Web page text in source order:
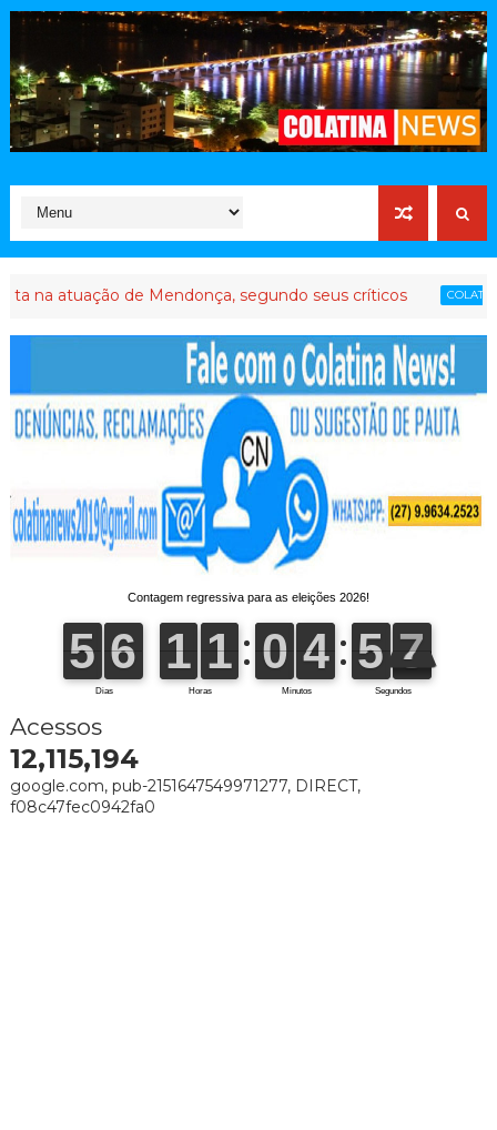
de Mendonça, segundo seus críticos COLATINA Até
Acessos
12,115,194
google.com, pub-2151647549971277, DIRECT,
f08c47fec0942fa0